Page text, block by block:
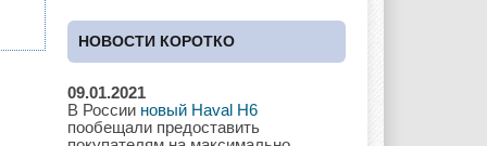
Great Wall GAC
НОВОСТИ КОРОТКО
09.01.2021
В России новый Haval H6
пообещали предоставить